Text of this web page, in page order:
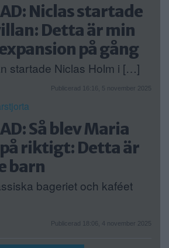
Niclas startade
Detta är min
på gång
startade Niclas Holm i […]
Publicerad 16:16, 5 november 2025
Så blev Maria
riktigt: Detta är
barn
bageriet och kaféet
Publicerad 18:06, 4 november 2025